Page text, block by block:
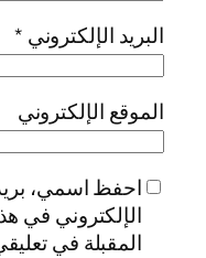
البريد الإلكتروني *
الموقع الإلكتروني
احفظ اسمي،
الإلكتروني في
المقبلة في